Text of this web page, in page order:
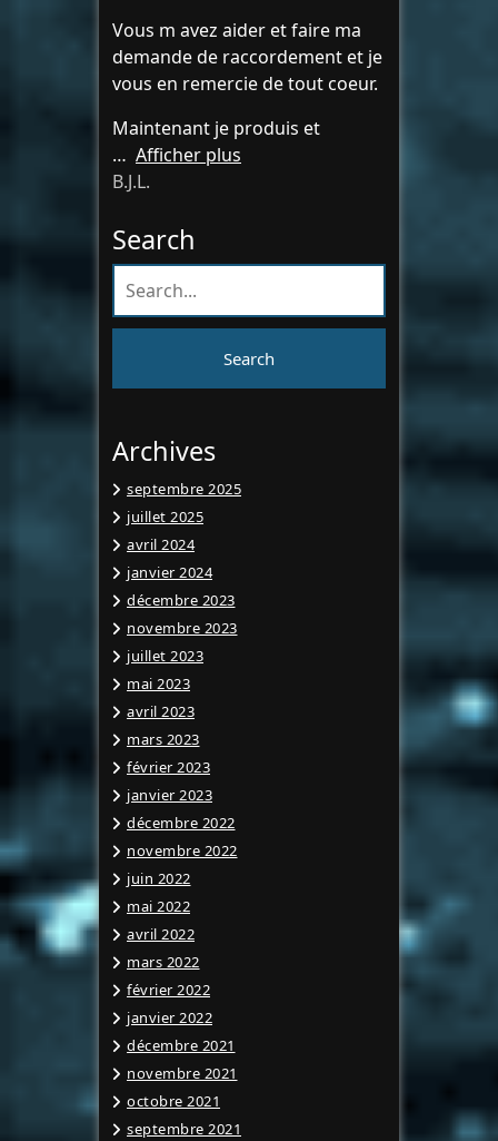
Vous m avez aider et faire ma
demande de raccordement et je
vous en remercie de tout coeur.
Maintenant je produis et
Afficher plus
B.J.L.
Search
Archives
septembre 2025
juillet 2025
avril 2024
janvier 2024
décembre 2023
novembre 2023
juillet 2023
mai 2023
avril 2023
mars 2023
février 2023
janvier 2023
décembre 2022
novembre 2022
juin 2022
mai 2022
avril 2022
mars 2022
février 2022
janvier 2022
décembre 2021
novembre 2021
octobre 2021
septembre 2021